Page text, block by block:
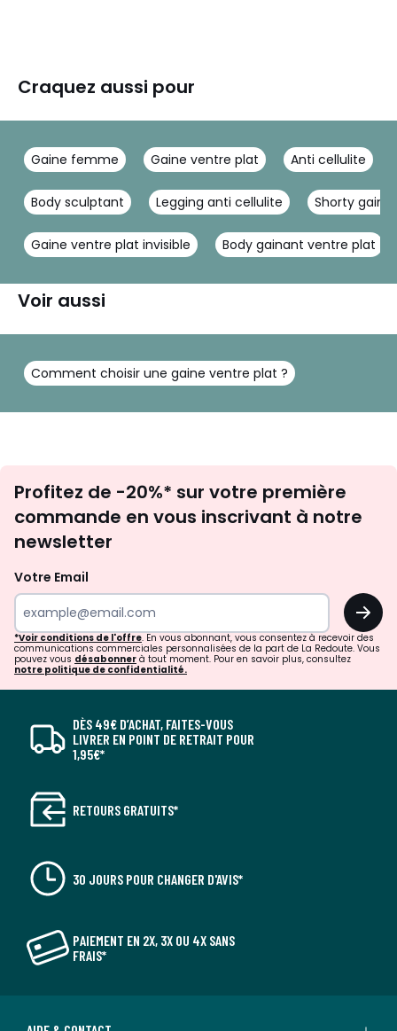
Craquez aussi pour
Gaine femme Gaine ventre plat Anti cellulite
Body sculptant Legging anti cellulite Shorty
Gaine ventre plat invisible Body gainant ventre plat
Voir aussi
Comment choisir une gaine ventre plat ?
newsletter
Profitez de -20%* sur votre première
commande en vous inscrivant à notre
newsletter
Votre Email
OK
*Voir conditions de l'offre. En vous abonnant, vous consentez à recevoir des
communications commerciales personnalisées de la part de La Redoute. Vous
pouvez vous désabonner à tout moment. Pour en savoir plus, consultez
notre politique de confidentialité.
DÈS 49€ D’ACHAT, FAITES-VOUS
LIVRER EN POINT DE RETRAIT POUR
1,95€*
RETOURS GRATUITS*
30 JOURS POUR CHANGER D'AVIS*
PAIEMENT EN 2X, 3X OU 4X SANS
FRAIS*